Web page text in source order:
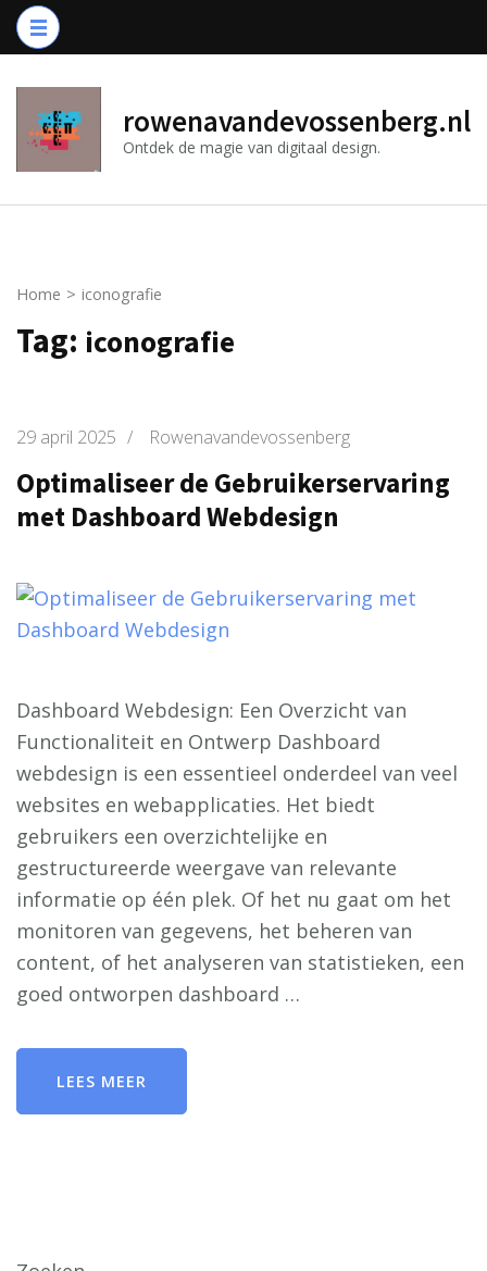
Ga
naar
(druk
Enter)
rowenavandevossenberg.nl
Ontdek de magie van digitaal design.
Home > iconografie
Tag: iconografie
29 april 2025 / Rowenavandevossenberg
Optimaliseer de Gebruikerservaring
met Dashboard Webdesign
Dashboard Webdesign: Een Overzicht van
Functionaliteit en Ontwerp Dashboard
webdesign is een essentieel onderdeel van veel
websites en webapplicaties. Het biedt
gebruikers een overzichtelijke en
gestructureerde weergave van relevante
informatie op één plek. Of het nu gaat om het
monitoren van gegevens, het beheren van
content, of het analyseren van statistieken, een
goed ontworpen dashboard …
LEES MEER